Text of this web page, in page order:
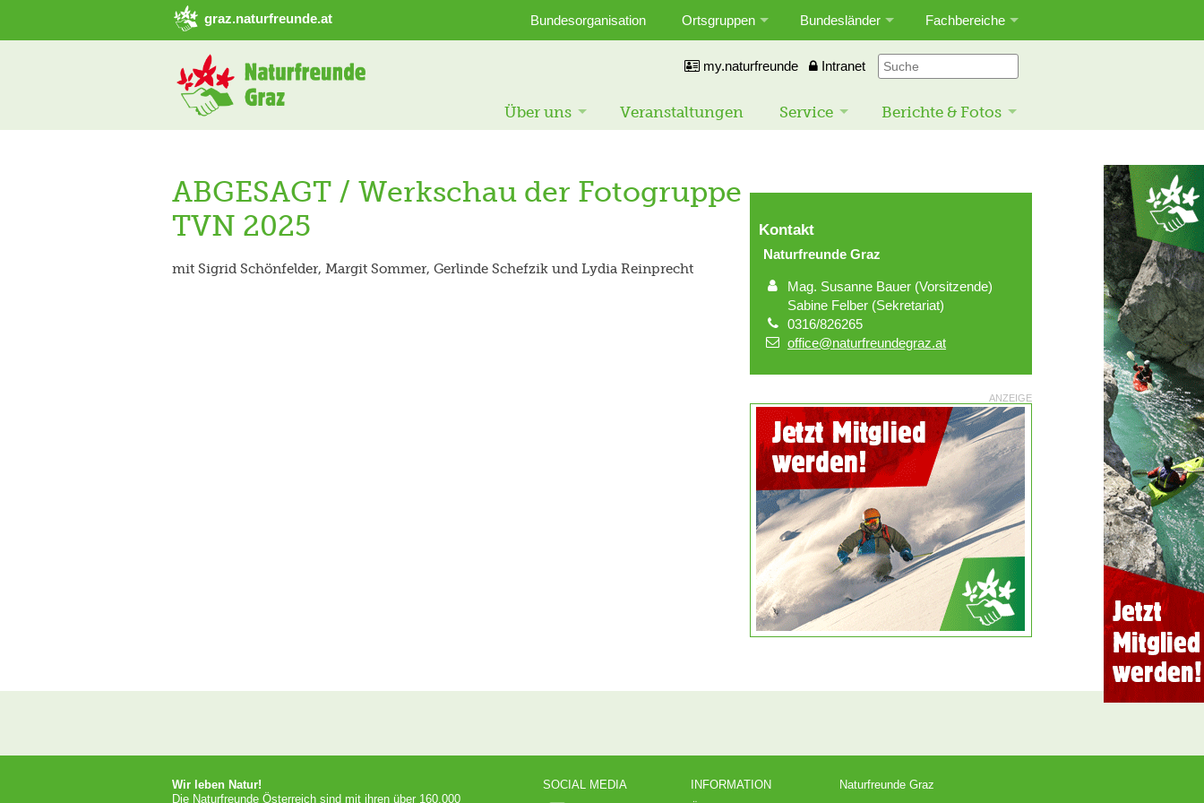
➜ Hauptregion der Seite anspringen
graz.naturfreunde.at Bundesorganisation Ortsgruppen Bundesländer Fachbereiche
my.naturfreunde Intranet
Über uns Veranstaltungen Service Berichte & Fotos
ABGESAGT / Werkschau der Fotogruppe
TVN 2025
mit Sigrid Schönfelder, Margit Sommer, Gerlinde Schefzik und Lydia Reinprecht
Kontakt
Naturfreunde Graz
Mag. Susanne Bauer (Vorsitzende)
Sabine Felber (Sekretariat)
0316/826265
office@naturfreundegraz.at
ANZEIGE
Wir leben Natur!
Die Naturfreunde Österreich sind mit ihren über 160.000
SOCIAL MEDIA
INFORMATION
Naturfreunde Graz